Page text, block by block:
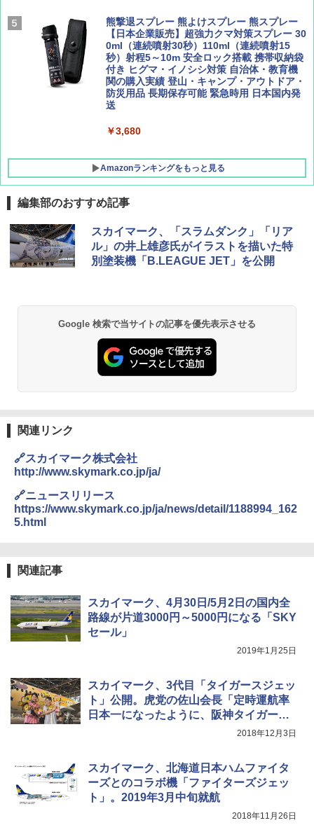
￥1,760
￥2,277
￥9,990
[キャンパーズコレクション 山善] 傘みたいに
広げるだけ パッとサッとテント キューブワ
イド ブラックコーティング フルクローズ メ
ッシュ 4人用 簡単設置 ポップアップテント P
ATCW-150B エクルベージュ
￥-
熊撃退スプレー 熊よけスプレー 熊スプレー
【日本企業販売】超強力クマ対策スプレー 30
0ml（連続噴射30秒）110ml（連続噴射15
秒）射程5～10m 安全ロック搭載 携帯収納袋
付き ヒグマ・イノシシ対策 自治体・教育機
関の購入実績 登山・キャンプ・アウトドア・
防災用品 長期保存可能 緊急時用 日本国内発
送
￥3,680
Amazonランキングをもっと見る
編集部のおすすめ記事
スカイマーク、「スラムダンク」「リア
ル」の井上雄彦氏がイラストを描いた特
別塗装機「B.LEAGUE JET」を公開
Google 検索で当サイトの記事を優先表示させる
関連リンク
🔗スカイマーク株式会社
http://www.skymark.co.jp/ja/
🔗ニュースリリース
https://www.skymark.co.jp/ja/news/detail/1188994_162
5.html
関連記事
スカイマーク、4月30日/5月2日の国内全
路線が片道3000円～5000円になる「SKY
セール」
2019年1月25日
スカイマーク、3代目「タイガースジェッ
ト」公開。虎党の佐山会長「定時運航率
日本一になったように、阪神タイガース
2018年12月3日
スカイマーク、北海道日本ハムファイタ
ーズとのコラボ機「ファイターズジェッ
ト」。2019年3月中旬就航
2018年11月26日